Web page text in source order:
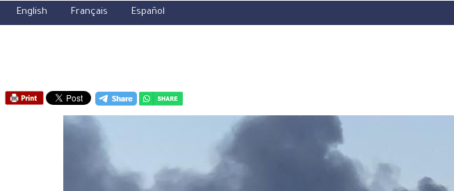
English Français Español